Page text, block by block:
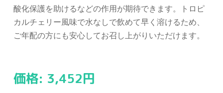
酸化保護を助けるなどの作用が期待できます。トロピ
カルチェリー風味で水なしで飲めて早く溶けるため、
ご年配の方にも安心してお召し上がりいただけます。
価格: 3,452円